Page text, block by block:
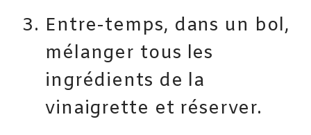
Entre-temps, dans un bol,
mélanger tous les
ingrédients de la
vinaigrette et réserver.